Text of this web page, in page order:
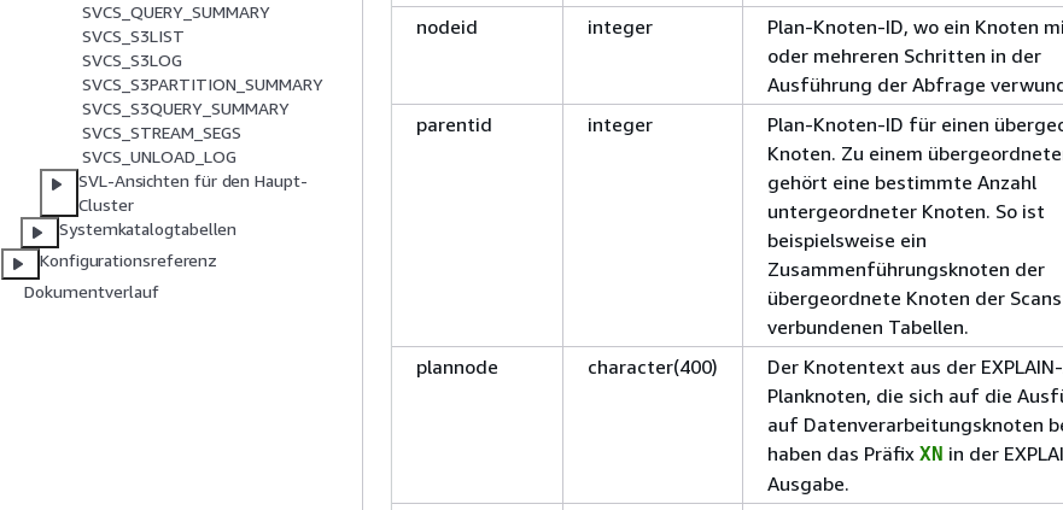
SVCS_QUERY_SUMMARY
SVCS_S3LIST
SVCS_S3LOG
SVCS_S3PARTITION_SUMMARY
SVCS_S3QUERY_SUMMARY
SVCS_STREAM_SEGS
SVCS_UNLOAD_LOG
SVL-Ansichten für den Haupt-
Cluster
Systemkatalogtabellen
Konfigurationsreferenz
Dokumentverlauf
nodeid
integer
Plan-Knoten-ID, wo ein Knoten
oder mehreren Schritten in der
Ausführung der Abfrage
parentid
integer
Plan-Knoten-ID für einen
Knoten. Zu einem
gehört eine bestimmte Anzahl
untergeordneter Knoten. So ist
beispielsweise ein
Zusammenführungsknoten der
übergeordnete Knoten der
verbundenen Tabellen.
plannode
character(400)
Der Knotentext aus der
Planknoten, die sich auf die
auf Datenverarbeitungsknoten
haben das Präfix XN in der
Ausgabe.